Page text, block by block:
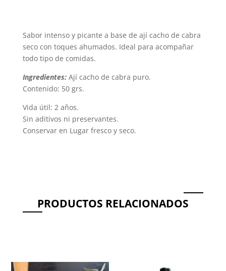
Sabor intenso y picante a base de ají cacho de cabra
seco con toques ahumados. Ideal para acompañar
todo tipo de comidas.
Ingredientes:Ají cacho de cabra puro.
Contenido: 50 grs.
Vida útil: 2 años.
Sin aditivos ni preservantes.
Conservar en Lugar fresco y seco.
PRODUCTOS RELACIONADOS